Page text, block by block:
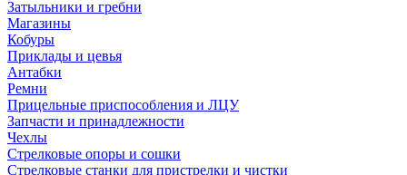
Затыльники и гребни
Магазины
Кобуры
Приклады и цевья
Антабки
Ремни
Прицельные приспособления и ЛЦУ
Запчасти и принадлежности
Чехлы
Стрелковые опоры и сошки
Стрелковые станки для пристрелки и чистки